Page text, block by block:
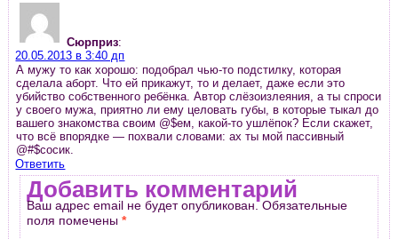
Сюрприз:
20.05.2013 в 3:40 дп
А мужу то как хорошо: подобрал чью-то подстилку, которая
сделала аборт. Что ей прикажут, то и делает, даже если это
убийство собственного ребёнка. Автор слёзоизлеяния, а ты спроси
у своего мужа, приятно ли ему целовать губы, в которые тыкал до
вашего знакомства своим @$ем, какой-то ушлёпок? Если скажет,
что всё впорядке — похвали словами: ах ты мой пассивный
@#$сосик.
Ответить
Добавить комментарий
Ваш адрес email не будет опубликован. Обязательные
поля помечены*